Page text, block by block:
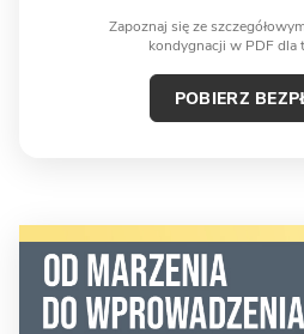
Zapoznaj się ze
kondygnacji w PDF dla
POBIERZ